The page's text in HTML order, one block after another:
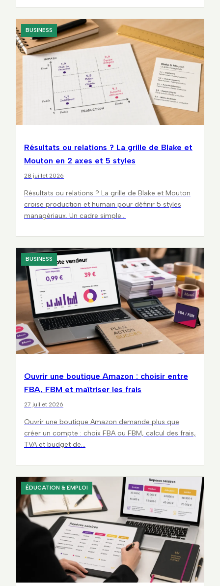
BUSINESS
Résultats ou relations ? La grille de Blake et
Mouton en 2 axes et 5 styles
28 juillet 2026
Résultats ou relations ? La grille de Blake et Mouton
croise production et humain pour définir 5 styles
managériaux. Un cadre simple…
BUSINESS
Ouvrir une boutique Amazon : choisir entre
FBA, FBM et maîtriser les frais
27 juillet 2026
Ouvrir une boutique Amazon demande plus que
créer un compte : choix FBA ou FBM, calcul des frais,
TVA et budget de…
ÉDUCATION & EMPLOI